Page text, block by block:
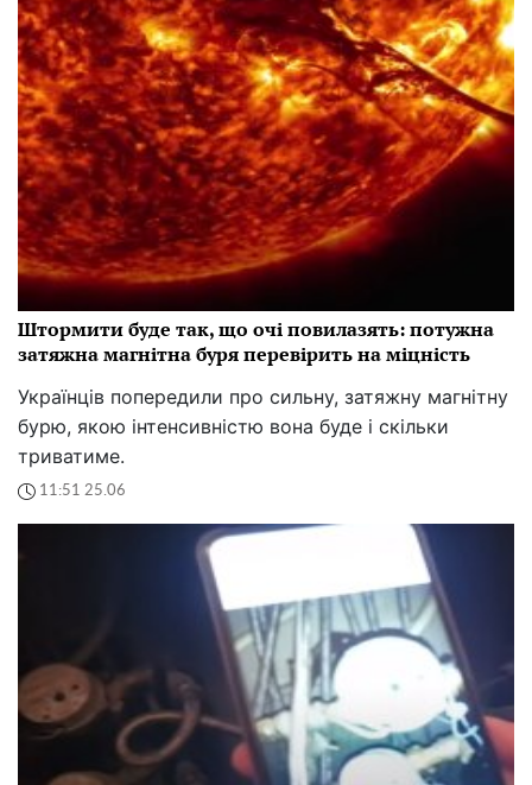
Штормити буде так, що очі повилазять: потужна
затяжна магнітна буря перевірить на міцність
Українців попередили про сильну, затяжну магнітну
бурю, якою інтенсивністю вона буде і скільки
триватиме.
11:51 25.06